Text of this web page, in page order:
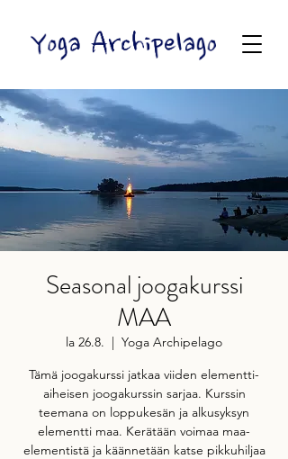
Seasonal joogakurssi
MAA
la 26.8.
  |
Yoga Archipelago
Tämä joogakurssi jatkaa viiden elementti-
aiheisen joogakurssin sarjaa. Kurssin
teemana on loppukesän ja alkusyksyn
elementti maa. Kerätään voimaa maa-
elementistä ja käännetään katse pikkuhiljaa